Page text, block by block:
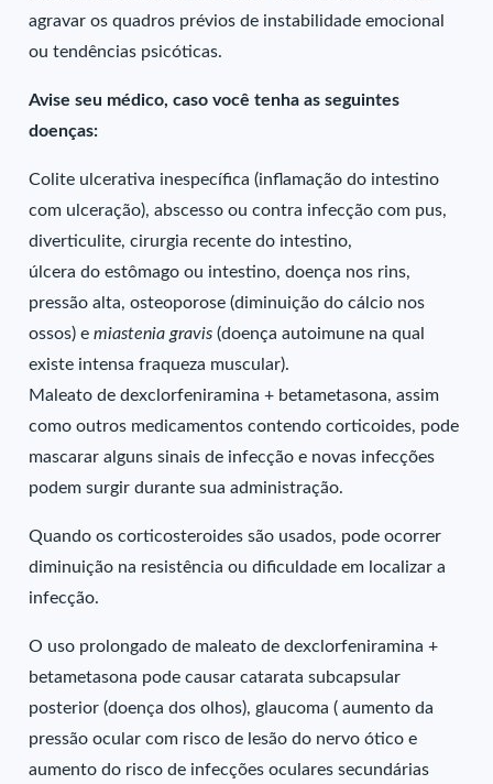
agravar os quadros prévios de instabilidade emocional
ou tendências psicóticas.
Avise seu médico, caso você tenha as seguintes
doenças:
Colite ulcerativa inespecífica (inflamação do intestino
com ulceração), abscesso ou contra infecção com pus,
diverticulite, cirurgia recente do intestino,
úlcera do estômago ou intestino, doença nos rins,
pressão alta, osteoporose (diminuição do cálcio nos
ossos) emiastenia gravis (doença autoimune na qual
existe intensa fraqueza muscular).
Maleato de dexclorfeniramina + betametasona, assim
como outros medicamentos contendo corticoides, pode
mascarar alguns sinais de infecção e novas infecções
podem surgir durante sua administração.
Quando os corticosteroides são usados, pode ocorrer
diminuição na resistência ou dificuldade em localizar a
infecção.
O uso prolongado de maleato de dexclorfeniramina +
betametasona pode causar catarata subcapsular
posterior (doença dos olhos), glaucoma ( aumento da
pressão ocular com risco de lesão do nervo ótico e
aumento do risco de infecções oculares secundárias